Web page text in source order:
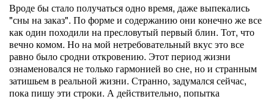
Вроде бы стало получаться одно время, даже выпекались
"сны на заказ". По форме и содержанию они конечно же все
как один походили на пресловутый первый блин. Тот, что
вечно комом. Но на мой нетребовательный вкус это все
равно было сродни откровению. Этот период жизни
ознаменовался не только гармонией во сне, но и странным
затишьем в реальной жизни. Странно, задумался сейчас,
пока пишу эти строки. А действительно, попытка